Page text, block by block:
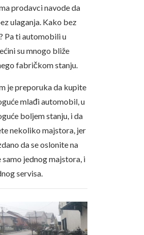
prodavci navode da
ulaganja. Kako bez
Pa ti automobili u
su mnogo bliže
fabričkom stanju.
je preporuka da kupite
mlađi automobil, u
boljem stanju, i da
nekoliko majstora, jer
da se oslonite na
samo jednog majstora, i
servisa.